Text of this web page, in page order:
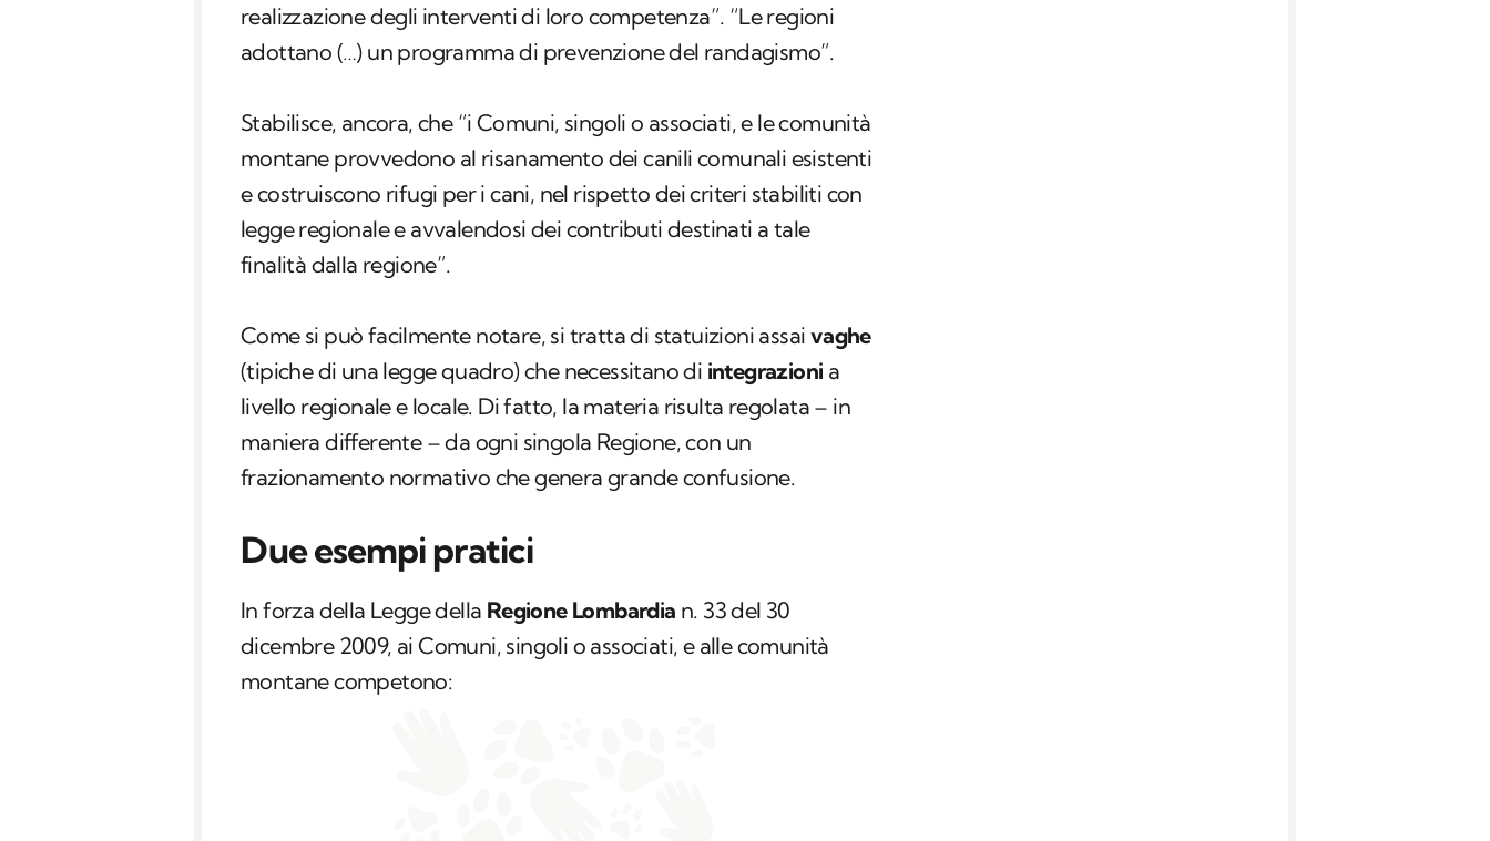
realizzazione degli interventi di loro competenza”. “Le regioni
adottano (…) un programma di prevenzione del randagismo”.
Stabilisce, ancora, che “i Comuni, singoli o associati, e le comunità
montane provvedono al risanamento dei canili comunali esistenti
e costruiscono rifugi per i cani, nel rispetto dei criteri stabiliti con
legge regionale e avvalendosi dei contributi destinati a tale
finalità dalla regione”.
Come si può facilmente notare, si tratta di statuizioni assai vaghe
(tipiche di una legge quadro) che necessitano di integrazioni a
livello regionale e locale. Di fatto, la materia risulta regolata – in
maniera differente – da ogni singola Regione, con un
frazionamento normativo che genera grande confusione.
Due esempi pratici
In forza della Legge della Regione Lombardia n. 33 del 30
dicembre 2009, ai Comuni, singoli o associati, e alle comunità
montane competono: